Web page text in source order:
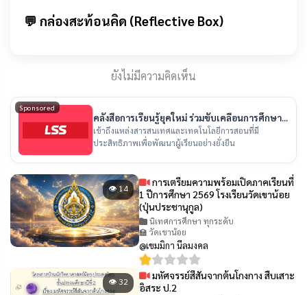
💬 กล่องสะท้อนคิด (Reflective Box)
ยังไม่มีความคิดเห็น
Sponsored
คลังสื่อการเรียนรู้ยุคใหม่ ร่วมขับเคลื่อนการศึกษา
ไทย
เข้าถึงแหล่งสารสนเทศและเทคโนโลยีการสอนที่มี
ประสิทธิภาพเพื่อพัฒนาผู้เรียนอย่างยั่งยืน
👁 14
การเตรียมความพร้อมเปิดภาคเรียนที่
1 ปีการศึกษา 2569 โรงเรียนวัดเขาน้อย
(ปุ่นประชานุกูล)
นิเทศการศึกษา ทุกระดับ
🏫 วัดเขาน้อย
@เขมมิกา นีลมงคล
👁 32
มหัศจรรย์สีสันจากต้นโกงกาง สืบเสาะ
อิสระ ป.2